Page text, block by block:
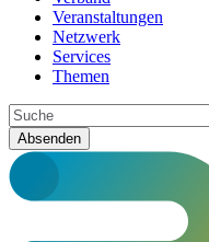
Veranstaltungen
Netzwerk
Services
Themen
Absenden